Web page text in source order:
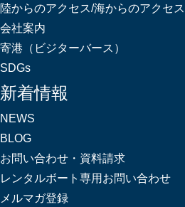
陸からのアクセス/海からのアクセス
会社案内
寄港（ビジターバース）
SDGs
新着情報
NEWS
BLOG
お問い合わせ・資料請求
レンタルボート専用お問い合わせ
メルマガ登録